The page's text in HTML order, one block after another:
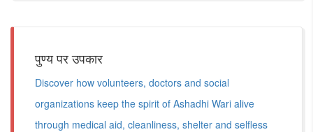
पुण्य पर उपकार
Discover how volunteers, doctors and social
organizations keep the spirit of Ashadhi Wari alive
through medical aid, cleanliness, shelter and selfless